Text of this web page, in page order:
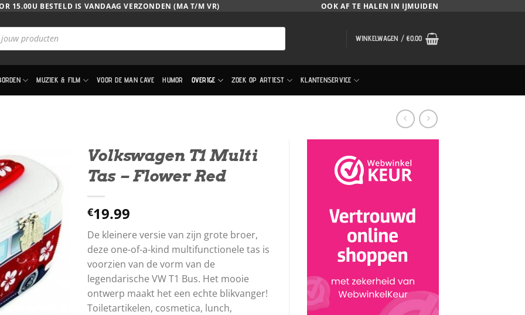
15.00U BESTELD IS VANDAAG VERZONDEN (MA T/M VR) OOK AF TE HALEN IN IJMUIDEN
WINKELWAGEN /€0.00
MUZIEK & FILM VOOR DE MAN CAVE HUMOR OVERIGE ZOEK OP ARTIEST KLANTENSERVICE
Volkswagen T1 Multi
Tas – Flower Red
€19.99
De kleinere versie van zijn grote broer,
deze one-of-a-kind multifunctionele tas is
voorzien van de vorm van de
legendarische VW T1 Bus. Het mooie
ontwerp maakt het een echte blikvanger!
Toiletartikelen, cosmetica, lunch,